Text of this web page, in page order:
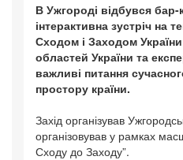
В Ужгороді відбувся
інтерактивна зустріч на
Сходом і Заходом
областей України та
важливі питання
простору країни.
Захід організував
організовував у рамках
Сходу до Заходу”.